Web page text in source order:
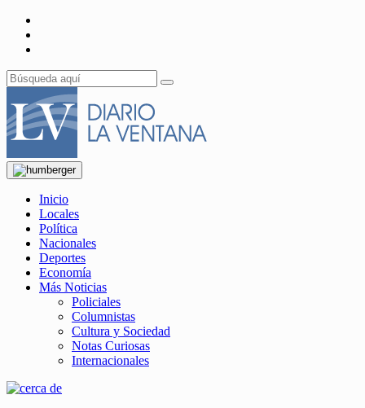
Inicio
Locales
Política
Nacionales
Deportes
Economía
Más Noticias
Policiales
Columnistas
Cultura y Sociedad
Notas Curiosas
Internacionales